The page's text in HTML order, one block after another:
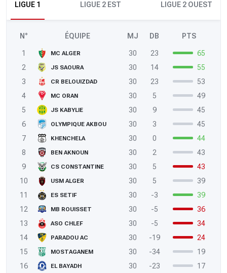
LIGUE 1 LIGUE 2 EST LIGUE 2 OUEST
N° ÉQUIPE MJ DB PTS
1 MC ALGER 30 23
65
2
JS SAOURA 30 14
55
3
CR BELOUIZDAD 30 23
53
4
MC ORAN 30 5
49
5
JS KABYLIE 30 9
45
6
OLYMPIQUE AKBOU 30 3
45
7
KHENCHELA 30 0
44
8
BEN AKNOUN 30 2
43
9
CS CONSTANTINE 30 5
43
10
USM ALGER 30 5
39
11
ES SETIF 30 -3
39
12
MB ROUISSET 30 -5
36
13
ASO CHLEF 30 -5
34
14
PARADOU AC 30 -19
24
15
MOSTAGANEM 30 -34
19
16
EL BAYADH 30 -23 17